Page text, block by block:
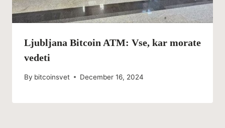
Ljubljana Bitcoin ATM: Vse, kar morate
vedeti
By bitcoinsvet December 16, 2024